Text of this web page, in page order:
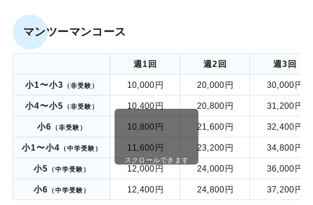
マンツーマンコース
週1回 週2回 週3回
小1〜小3 （非受験） 10,000円 20,000円 30,000円
小4〜小5 （非受験） 10,400円 20,800円 31,200円
小6 （非受験） 10,800円 21,600円 32,400円
小1〜小4 （中学受験） 11,600円 23,200円 34,800円
小5 （中学受験） 12,000円 24,000円 36,000円
小6 （中学受験） 12,400円 24,800円 37,200円
スクロールできます